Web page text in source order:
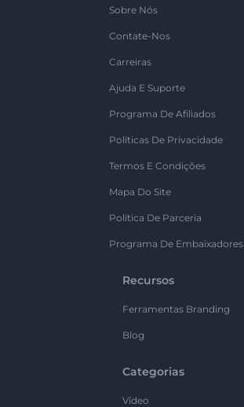
Sobre Nós
Contate-Nos
Carreiras
Ajuda E Suporte
Programa De Afiliados
Políticas De Privacidade
Termos E Condições
Mapa Do Site
Política De Parceria
Programa De Embaixadores
Recursos
Ferramentas Branding
Blog
Categorias
Vídeo